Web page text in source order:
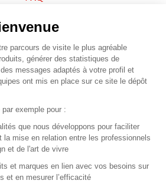
vos produits
Plan du site
–Organisation SAFI
Recrutement
parcours de visite le plus agréable
générer des statistiques de
messages adaptés à votre profil et
ont mis en place sur ce site le dépôt
exemple pour :
que nous développons pour faciliter
la mise en relation entre les professionnels
et de l'art de vivre
et marques en lien avec vos besoins sur
et en mesurer l’efficacité